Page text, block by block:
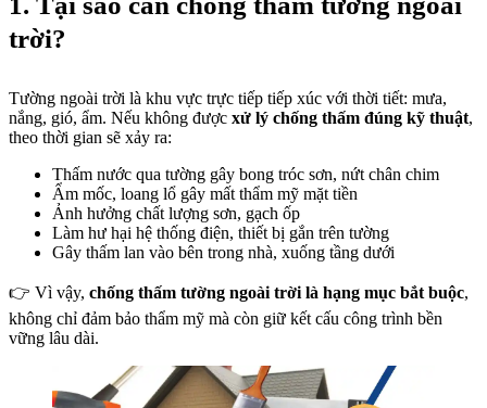
trời?
Tường ngoài trời là khu vực trực tiếp tiếp xúc với thời tiết: mưa,
nắng, gió, ẩm. Nếu không được xử lý chống thấm đúng kỹ thuật,
theo thời gian sẽ xảy ra:
Thấm nước qua tường gây bong tróc sơn, nứt chân chim
Ẩm mốc, loang lổ gây mất thẩm mỹ mặt tiền
Ảnh hưởng chất lượng sơn, gạch ốp
Làm hư hại hệ thống điện, thiết bị gắn trên tường
Gây thấm lan vào bên trong nhà, xuống tầng dưới
👉 Vì vậy, chống thấm tường ngoài trời là hạng mục bắt buộc,
không chỉ đảm bảo thẩm mỹ mà còn giữ kết cấu công trình bền
vững lâu dài.